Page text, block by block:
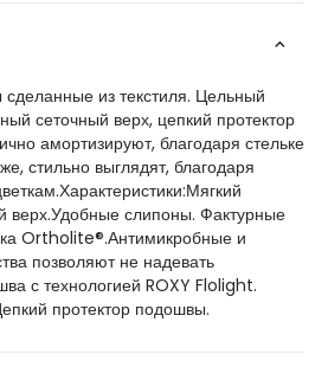
из текстиля. Цельный
сеточный верх, цепкий протектор
амортизируют, благодаря стельке
стильно выглядят, благодаря
верх.Удобные слипоны. Фактурные
Ortholite®.Антимикробные и
позволяют не надевать
с технологией ROXY Flolight.
протектор подошвы.